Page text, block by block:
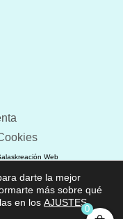
Web
0
darte la mejor
más sobre qué
en los AJUSTES.